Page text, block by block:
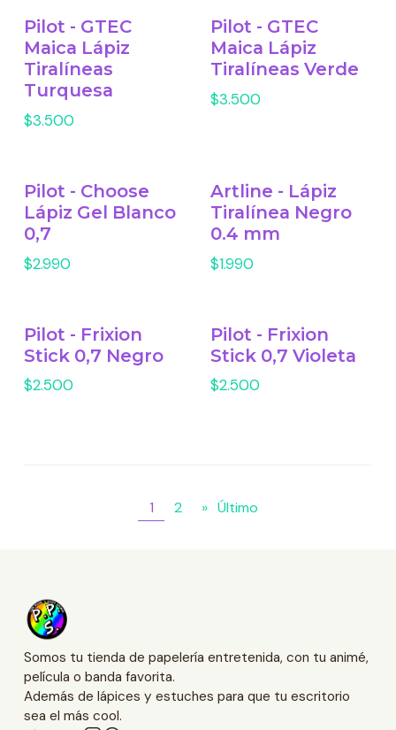
Pilot - GTEC
Maica Lápiz
Tiralíneas
Turquesa
$3.500
Pilot - GTEC
Maica Lápiz
Tiralíneas Verde
$3.500
Pilot - Choose
Lápiz Gel Blanco
0,7
$2.990
Artline - Lápiz
Tiralínea Negro
0.4 mm
$1.990
Pilot - Frixion
Stick 0,7 Negro
$2.500
Pilot - Frixion
Stick 0,7 Violeta
$2.500
1 2 » Último
Somos tu tienda de papelería entretenida, con tu animé,
película o banda favorita.
Además de lápices y estuches para que tu escritorio
sea el más cool.